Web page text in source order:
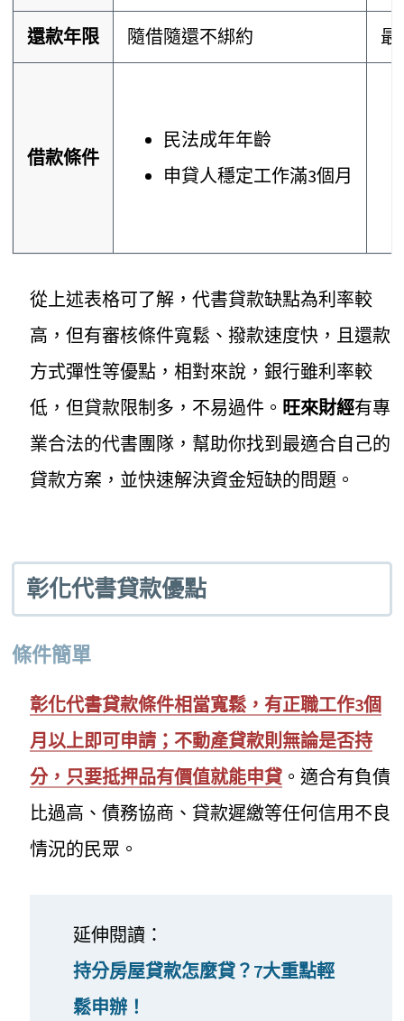
還款年限 隨借隨還不綁約 最
借款條件
民法成年年齡
申貸人穩定工作滿3個月
從上述表格可了解，代書貸款缺點為利率較
高，但有審核條件寬鬆、撥款速度快，且還款
方式彈性等優點，相對來說，銀行雖利率較
低，但貸款限制多，不易過件。 旺來財經有專
業合法的代書團隊，幫助你找到最適合自己的
貸款方案，並快速解決資金短缺的問題。
彰化代書貸款優點
條件簡單
彰化代書貸款條件相當寬鬆，有正職工作3個
月以上即可申請；不動產貸款則無論是否持
分，只要抵押品有價值就能申貸 。適合有負債
比過高、債務協商、貸款遲繳等任何信用不良
情況的民眾。
延伸閱讀：
持分房屋貸款怎麼貸？7大重點輕
鬆申辦！